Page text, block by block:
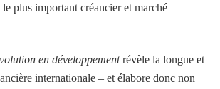
plus important créancier et marché
en développementrévèle la longue et
internationale – et élabore donc non